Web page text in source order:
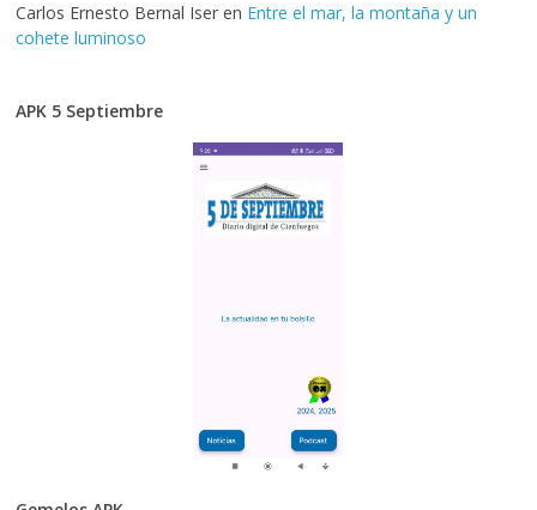
Carlos Ernesto Bernal Iser en Entre el mar, la montaña y un
cohete luminoso
APK 5 Septiembre